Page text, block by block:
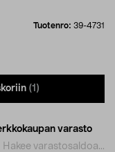
Tuotenro: 39-4731
(1)
varasto
Hakee varastosaldoa...